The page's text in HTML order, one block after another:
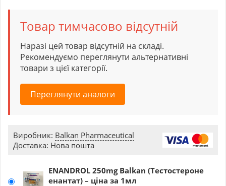
Товар тимчасово відсутній
Наразі цей товар відсутній на складі.
Рекомендуємо переглянути альтернативні
товари з цієї категорії.
Переглянути аналоги
Виробник: Balkan Pharmaceutical
Доставка: Нова пошта
ENANDROL 250mg Balkan (Тестостероне
енантат) – ціна за 1мл